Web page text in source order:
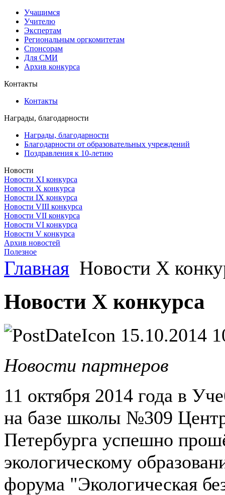
Учащимся
Учителю
Экспертам
Региональным оргкомитетам
Спонсорам
Для СМИ
Архив конкурса
Контакты
Контакты
Награды, благодарности
Награды, благодарности
Благодарности от образовательных учреждений
Поздравления к 10-летию
Новости
Новости XI конкурса
Новости X конкурса
Новости IX конкурса
Новости VIII конкурса
Новости VII конкурса
Новости VI конкурса
Новости V конкурса
Архив новостей
Полезное
Главная Новости X
Новости X конкурса
15.10.2014
Новости партнеров
11 октября 2014 года в
на базе школы №309
Петербурга успешно
экологическому
форума "Экологическая